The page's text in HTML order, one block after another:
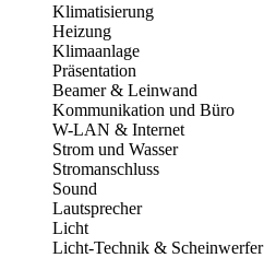
Klimatisierung
Heizung
Klimaanlage
Präsentation
Beamer & Leinwand
Kommunikation und Büro
W-LAN & Internet
Strom und Wasser
Stromanschluss
Sound
Lautsprecher
Licht
Licht-Technik & Scheinwerfer